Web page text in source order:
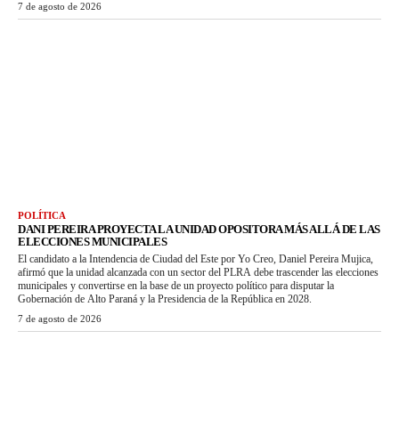
7 de agosto de 2026
POLÍTICA
DANI PEREIRA PROYECTA LA UNIDAD OPOSITORA MÁS ALLÁ DE LAS
ELECCIONES MUNICIPALES
El candidato a la Intendencia de Ciudad del Este por Yo Creo, Daniel Pereira Mujica,
afirmó que la unidad alcanzada con un sector del PLRA debe trascender las elecciones
municipales y convertirse en la base de un proyecto político para disputar la
Gobernación de Alto Paraná y la Presidencia de la República en 2028.
7 de agosto de 2026